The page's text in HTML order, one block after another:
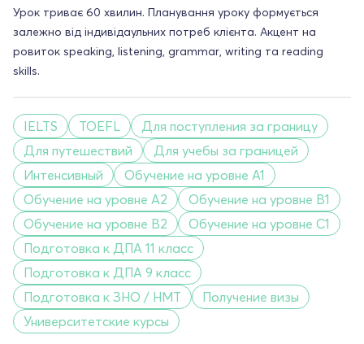
Урок триває 60 хвилин. Планування уроку формується
залежно від індивідаульних потреб клієнта. Акцент на
ровиток speaking, listening, grammar, writing та reading
skills.
IELTS TOEFL
Для поступления за границу
Для путешествий
Для учебы за границей
Интенсивный
Обучение на уровне A1
Обучение на уровне A2
Обучение на уровне B1
Обучение на уровне B2
Обучение на уровне C1
Подготовка к ДПА 11 класс
Подготовка к ДПА 9 класс
Подготовка к ЗНО / НМТ
Получение визы
Университетские курсы